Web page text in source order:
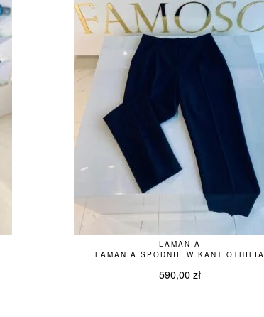
LAMANIA
LAMANIA SPODNIE W KANT OTHILIA
590,00zł